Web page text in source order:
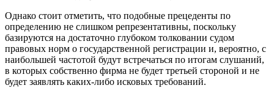
Однако стоит отметить, что подобные прецеденты по
определению не слишком репрезентативны, поскольку
базируются на достаточно глубоком толковании судом
правовых норм о государственной регистрации и, вероятно, с
наибольшей частотой будут встречаться по итогам слушаний,
в которых собственно фирма не будет третьей стороной и не
будет заявлять каких-либо исковых требований.